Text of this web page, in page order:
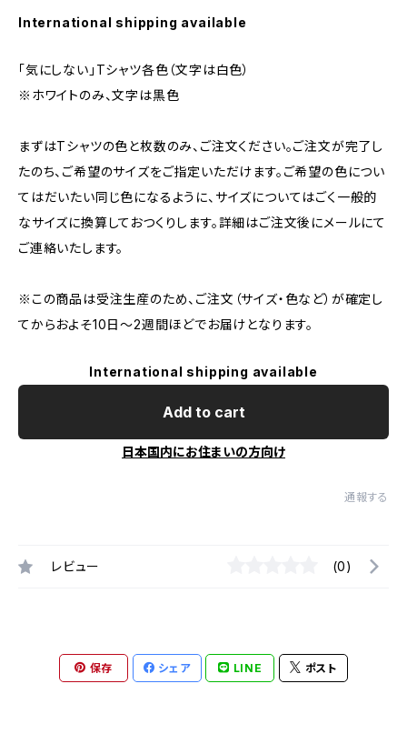
International shipping available
「気にしない」Tシャツ各色（文字は白色）
※ホワイトのみ、文字は黒色
まずはTシャツの色と枚数のみ、ご注文ください。ご注文が完了し
たのち、ご希望のサイズをご指定いただけます。ご希望の色につい
てはだいたい同じ色になるように、サイズについてはごく一般的
なサイズに換算しておつくりします。詳細はご注文後にメールにて
ご連絡いたします。
※この商品は受注生産のため、ご注文（サイズ・色など）が確定し
てからおよそ10日～2週間ほどでお届けとなります。
International shipping available
Add to cart
日本国内にお住まいの方向け
通報する
レビュー (0)
保存 シェア LINE ポスト